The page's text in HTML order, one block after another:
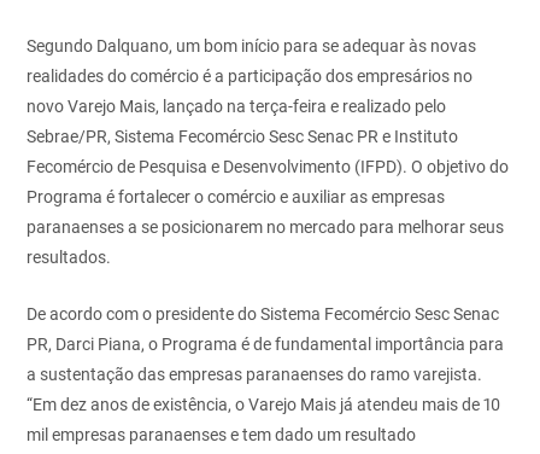
Segundo Dalquano, um bom início para se adequar às novas
realidades do comércio é a participação dos empresários no
novo Varejo Mais, lançado na terça-feira e realizado pelo
Sebrae/PR, Sistema Fecomércio Sesc Senac PR e Instituto
Fecomércio de Pesquisa e Desenvolvimento (IFPD). O objetivo do
Programa é fortalecer o comércio e auxiliar as empresas
paranaenses a se posicionarem no mercado para melhorar seus
resultados.
De acordo com o presidente do Sistema Fecomércio Sesc Senac
PR, Darci Piana, o Programa é de fundamental importância para
a sustentação das empresas paranaenses do ramo varejista.
“Em dez anos de existência, o Varejo Mais já atendeu mais de 10
mil empresas paranaenses e tem dado um resultado